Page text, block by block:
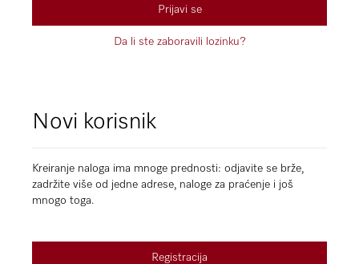
Prijavi se
Da li ste zaboravili lozinku?
Novi korisnik
Kreiranje naloga ima mnoge prednosti: odjavite se brže,
zadržite više od jedne adrese, naloge za praćenje i još
mnogo toga.
Registracija